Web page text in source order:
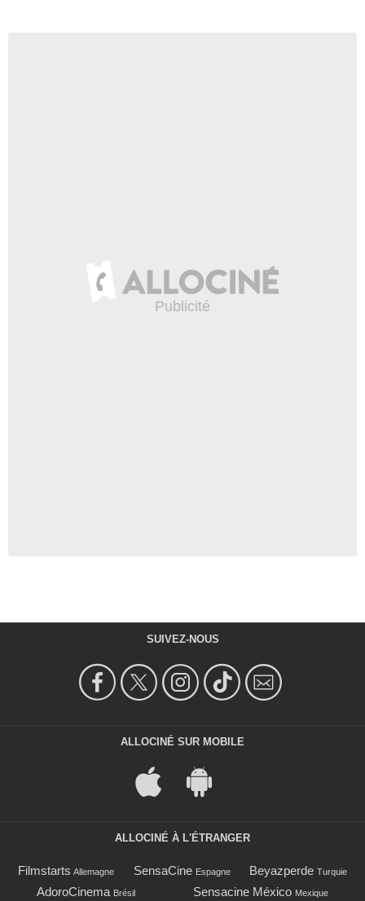
SUIVEZ-NOUS
ALLOCINÉ SUR MOBILE
ALLOCINÉ À L'ÉTRANGER
Filmstarts Allemagne SensaCine Espagne Beyazperde Turquie
AdoroCinema Brésil Sensacine México Mexique